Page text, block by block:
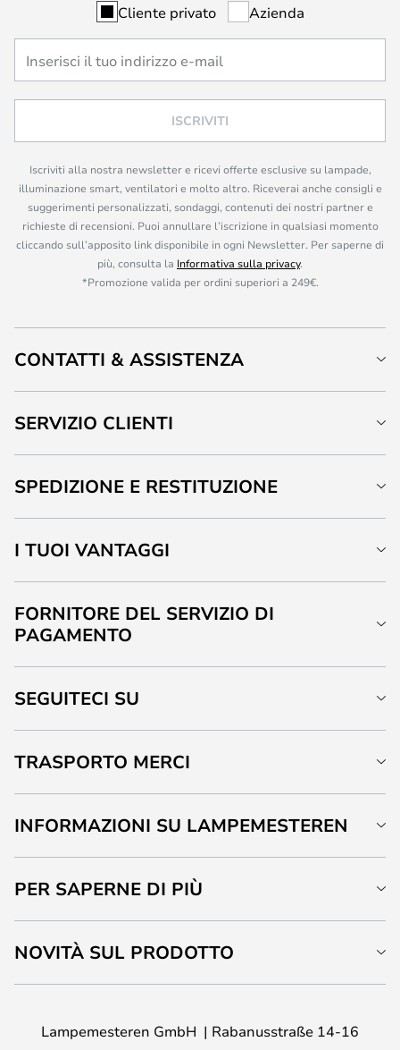
Cliente privato Azienda
ISCRIVITI
Iscriviti alla nostra newsletter e ricevi offerte esclusive su lampade,
illuminazione smart, ventilatori e molto altro. Riceverai anche consigli e
suggerimenti personalizzati, sondaggi, contenuti dei nostri partner e
richieste di recensioni. Puoi annullare l’iscrizione in qualsiasi momento
cliccando sull’apposito link disponibile in ogni Newsletter. Per saperne di
più, consulta la Informativa sulla privacy.
*Promozione valida per ordini superiori a 249€.
CONTATTI & ASSISTENZA
SERVIZIO CLIENTI
SPEDIZIONE E RESTITUZIONE
I TUOI VANTAGGI
FORNITORE DEL SERVIZIO DI
PAGAMENTO
SEGUITECI SU
TRASPORTO MERCI
INFORMAZIONI SU LAMPEMESTEREN
PER SAPERNE DI PIÙ
NOVITÀ SUL PRODOTTO
Lampemesteren GmbH Rabanusstraße 14-16